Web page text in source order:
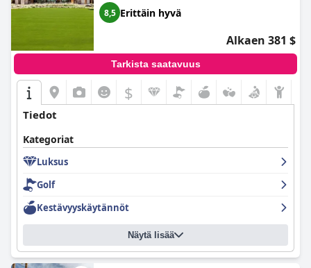
8,5 Erittäin hyvä
Alkaen 381 $
Tarkista saatavuus
$
Tiedot
Kategoriat
Luksus
Golf
Kestävyyskäytännöt
Näytä lisää